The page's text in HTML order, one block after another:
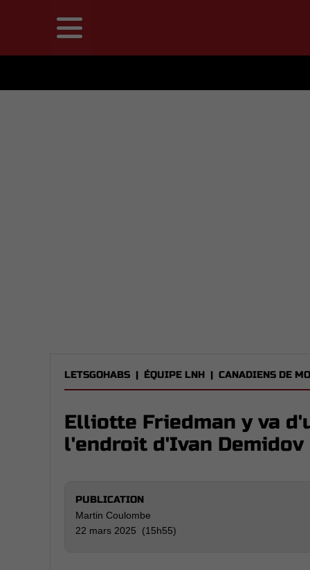
LETSGOHABS | ÉQUIPE LNH | CANADIENS DE
Elliotte Friedman y va
l'endroit d'Ivan Demidov
PUBLICATION
Martin Coulombe
22 mars 2025 (15h55)